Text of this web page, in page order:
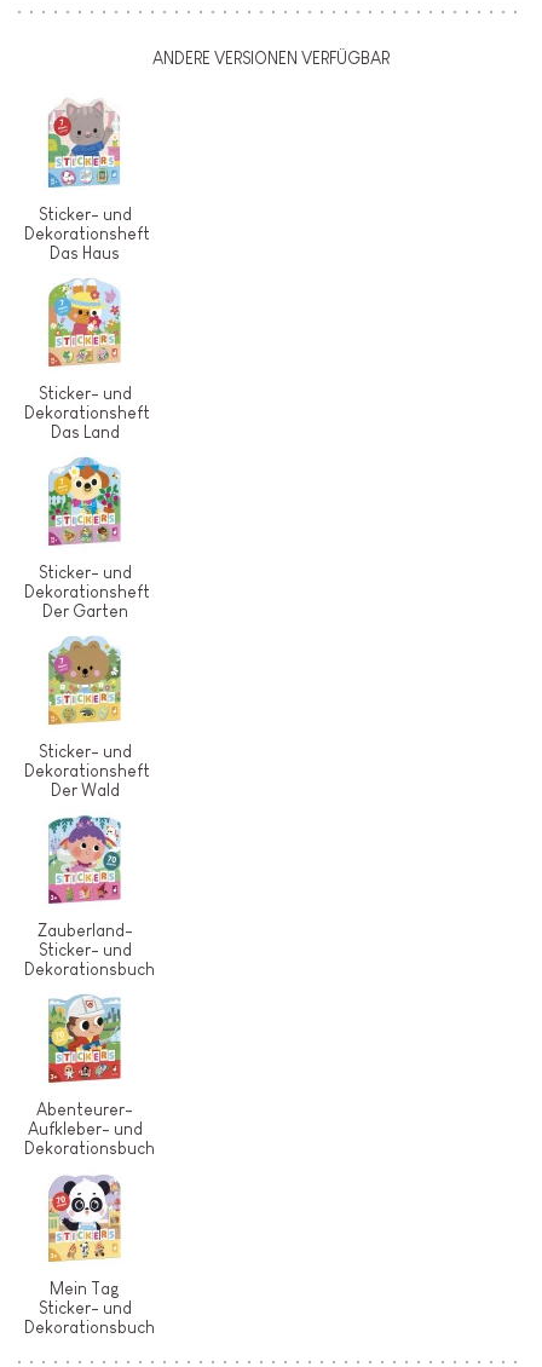
ANDERE VERSIONEN VERFÜGBAR
Sticker- und
Dekorationsheft
Das Haus
Sticker- und
Dekorationsheft
Das Land
Sticker- und
Dekorationsheft
Der Garten
Sticker- und
Dekorationsheft
Der Wald
Zauberland-
Sticker- und
Dekorationsbuch
Abenteurer-
Aufkleber- und
Dekorationsbuch
Mein Tag
Sticker- und
Dekorationsbuch